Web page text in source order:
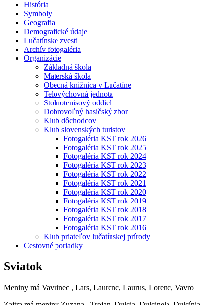
História
Symboly
Geografia
Demografické údaje
Lučatínske zvesti
Archív fotogaléria
Organizácie
Základná škola
Materská škola
Obecná knižnica v Lučatíne
Telovýchovná jednota
Stolnotenisový oddiel
Dobrovoľný hasičský zbor
Klub dôchodcov
Klub slovenských turistov
Fotogaléria KST rok 2026
Fotogaléria KST rok 2025
Fotogaléria KST rok 2024
Fotogaléria KST rok 2023
Fotogaléria KST rok 2022
Fotogaléria KST rok 2021
Fotogaléria KST rok 2020
Fotogaléria KST rok 2019
Fotogaléria KST rok 2018
Fotogaléria KST rok 2017
Fotogaléria KST rok 2016
Klub priateľov lučatínskej prírody
Cestovné poriadky
Sviatok
Meniny má Vavrinec , Lars, Laurenc, Laurus, Lorenc, Vavro